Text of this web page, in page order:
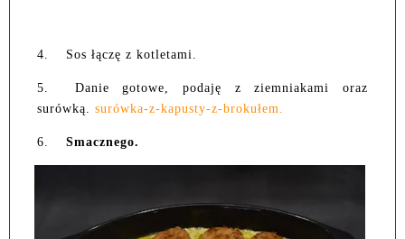
4. Sos łączę z kotletami.
5.
Danie gotowe, podaję z ziemniakami oraz
surówką. surówka-z-kapusty-z-brokułem.
6. Smacznego.